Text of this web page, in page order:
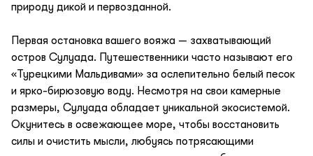
природу дикой и первозданной.
Первая остановка вашего вояжа — захватывающий
остров Сулуада. Путешественники часто называют его
«Турецкими Мальдивами» за ослепительно белый песок
и ярко-бирюзовую воду. Несмотря на свои камерные
размеры, Сулуада обладает уникальной экосистемой.
Окунитесь в освежающее море, чтобы восстановить
силы и очистить мысли, любуясь потрясающими